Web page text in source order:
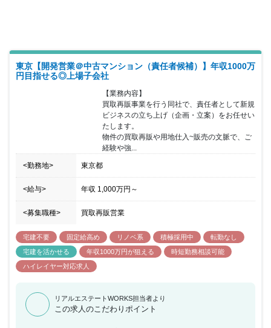
だきます。 2021年には業界NO1の売上規模となりさらなる拡大に
向け、事業を展開しており、経験豊富な方を採用し、ご活躍いただ
きながら将来的には、マネジメント業務にも携わっていただきたい
等、異業種からの転職者も多く、「いかにも不動産会社」のような
雰囲気はなく、なじみやすい環境が特徴です。また、メリハリを持
って業務を行う社員が多く、働く時は働き、休む時はしっかり休む
というスタイルのため、平均残業時間は18時間/月程度となってい
ます。 常に業界をリードし、成長を続ける同社でご活躍いただける
東京【開発営業＠中古マンション（責任者候補）】年収1000万
円目指せる◎上場子会社
【業務内容】
買取再販事業を行う同社で、責任者として新規
ビジネスの立ち上げ（企画・立案）をお任せい
たします。
物件の買取再販や用地仕入~販売の文脈で、ご
経験や強...
<勤務地> 東京都
<給与> 年収 1,000万円 ～
<募集職種> 買取再販営業
宅建不要 固定給高め リノベ系 積極採用中
転勤なし
宅建を活かせる
年収1000万円が狙える
時短勤務相談可能
ハイレイヤー対応求人
リアルエステートWORKS担当者より
この求人のこだわりポイント